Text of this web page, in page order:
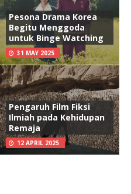
Pesona Drama Korea
Begitu Menggoda
untuk Binge Watching
31 MAY 2025
Pengaruh Film Fiksi
Ilmiah pada Kehidupan
Remaja
12 APRIL 2025